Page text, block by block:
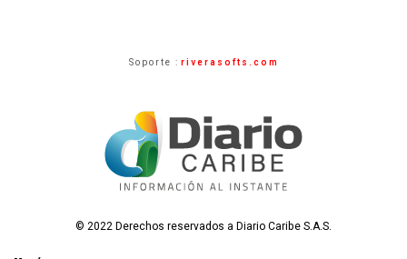
Soporte : riverasofts.com
© 2022 Derechos reservados a Diario Caribe S.A.S.